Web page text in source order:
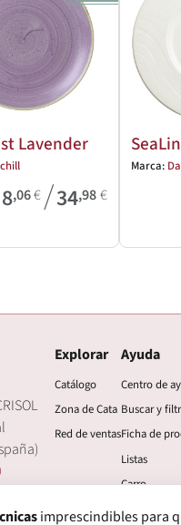
Lavender
8,06€/34,98€
Marca:
Explorar
Catálogo
Zona de Cata
Red de ventas
Ayuda
Centro de
Buscar y
Ficha de
Listas
Carro
Mi cuenta
imprescindibles para